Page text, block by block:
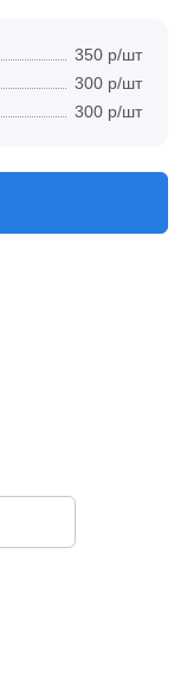
350 р/шт
300 р/шт
300 р/шт